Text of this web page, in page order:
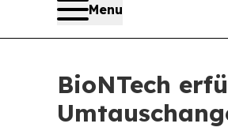
Menu
BioNTech